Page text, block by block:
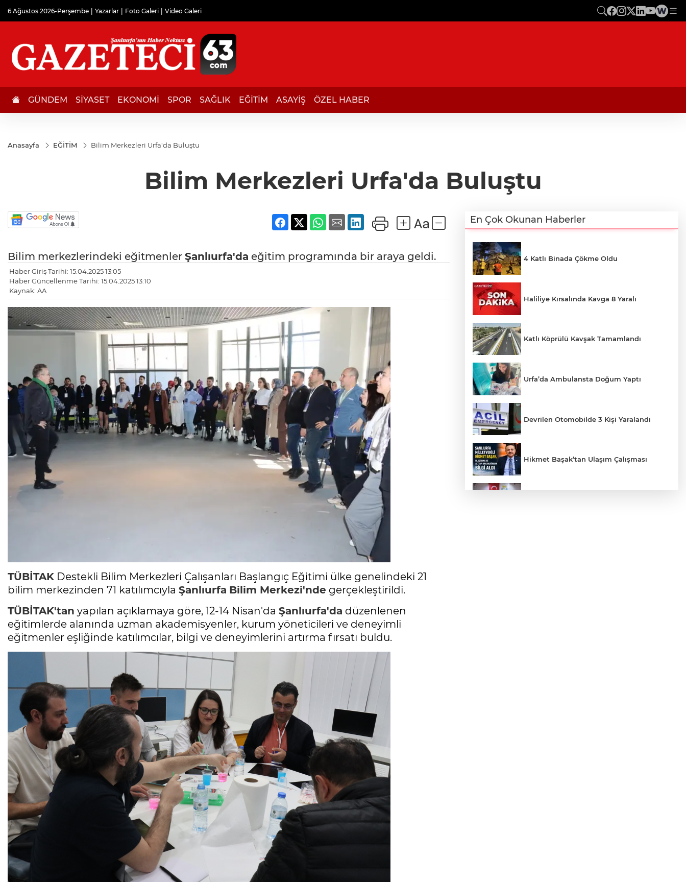
6 Ağustos 2026-Perşembe Yazarlar Foto Galeri Video Galeri
GÜNDEM SİYASET EKONOMİ SPOR SAĞLIK EĞİTİM ASAYİŞ ÖZEL HABER
Anasayfa EĞİTİM Bilim Merkezleri Urfa'da Buluştu
Bilim Merkezleri Urfa'da Buluştu
Bilim merkezlerindeki eğitmenler Şanlıurfa'da eğitim programında bir araya geldi.
Haber Giriş Tarihi: 15.04.2025 13:05
Haber Güncellenme Tarihi: 15.04.2025 13:10
Kaynak: AA
TÜBİTAK Destekli Bilim Merkezleri Çalışanları Başlangıç Eğitimi ülke genelindeki 21
bilim merkezinden 71 katılımcıyla Şanlıurfa Bilim Merkezi'nde gerçekleştirildi.
TÜBİTAK'tan yapılan açıklamaya göre, 12-14 Nisan'da Şanlıurfa'da düzenlenen
eğitimlerde alanında uzman akademisyenler, kurum yöneticileri ve deneyimli
eğitmenler eşliğinde katılımcılar, bilgi ve deneyimlerini artırma fırsatı buldu.
En Çok Okunan Haberler
4 Katlı Binada Çökme Oldu
Haliliye Kırsalında Kavga 8 Yaralı
Katlı Köprülü Kavşak Tamamlandı
Urfa’da Ambulansta Doğum Yaptı
Devrilen Otomobilde 3 Kişi Yaralandı
Hikmet Başak’tan Ulaşım Çalışması